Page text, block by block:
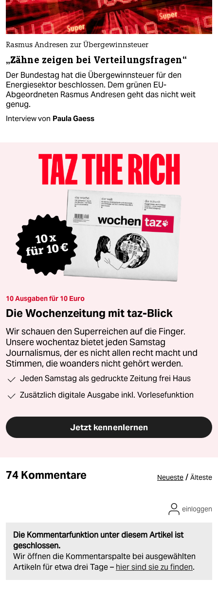
Rasmus Andresen zur Übergewinnsteuer
„Zähne zeigen bei Verteilungsfragen“
Der Bundestag hat die Übergewinnsteuer für den
Energiesektor beschlossen. Dem grünen EU-
Abgeordneten Rasmus Andresen geht das nicht weit
genug.
Interview von Paula Gaess
10 Ausgaben für 10 Euro
Die Wochenzeitung mit taz-Blick
Wir schauen den Superreichen auf die Finger.
Unsere wochentaz bietet jeden Samstag
Journalismus, der es nicht allen recht macht und
Stimmen, die woanders nicht gehört werden.
Jeden Samstag als gedruckte Zeitung frei Haus
Zusätzlich digitale Ausgabe inkl. Vorlesefunktion
Jetzt kennenlernen
74 Kommentare Neueste / Älteste
Die Kommentarfunktion unter diesem Artikel ist
geschlossen.
Wir öffnen die Kommentarspalte bei ausgewählten
Artikeln für etwa drei Tage – hier sind sie zu finden.
einloggen